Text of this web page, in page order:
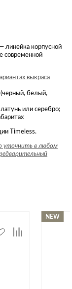
линейка корпусной
современной
выкраса
(черный, белый,
или серебро;
Timeless.
уточнить в любом
NEW